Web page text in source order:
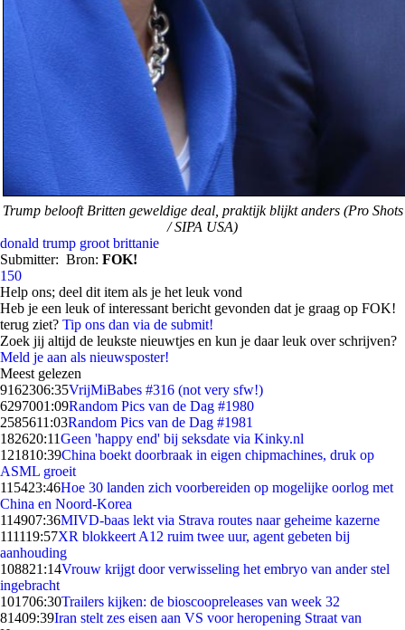
Trump belooft Britten geweldige deal, praktijk blijkt anders (Pro Shots
/ SIPA USA)
donald trump groot brittanie
Submitter: Bron: FOK!
150
Help ons; deel dit item als je het leuk vond
Heb je een leuk of interessant bericht gevonden dat je graag op FOK!
terug ziet? Tip ons dan via de submit!
Zoek jij altijd de leukste nieuwtjes en kun je daar leuk over schrijven?
Meld je aan als nieuwsposter!
Meest gelezen
9162306:35VrijMiBabes #316 (not very sfw!)
6297001:09Random Pics van de Dag #1980
2585611:03Random Pics van de Dag #1981
182620:11Geen 'happy end' bij seksdate via Kinky.nl
121810:39China boekt doorbraak in eigen chipmachines, druk op
ASML groeit
115423:46Hoe 30 landen zich voorbereiden op mogelijke oorlog met
China en Noord-Korea
114907:36MIVD-baas lekt via Strava routes naar geheime kazerne
111119:57XR blokkeert A12 ruim twee uur, agent gebeten bij
aanhouding
108821:14Vrouw krijgt door verwisseling het embryo van ander stel
ingebracht
101706:30Trailers kijken: de bioscoopreleases van week 32
81409:39Iran stelt zes eisen aan VS voor heropening Straat van